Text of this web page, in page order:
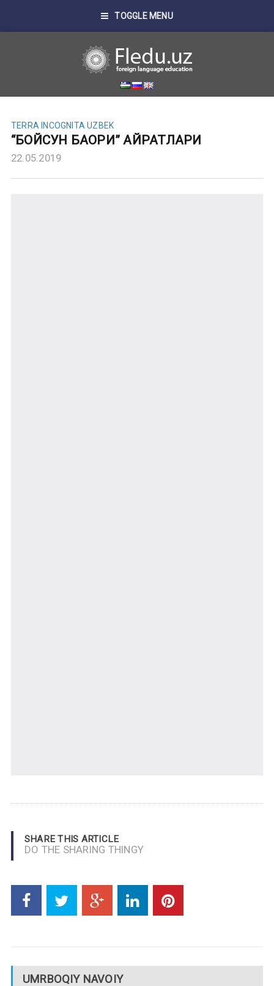
TOGGLE MENU
TERRA INCOGNITA UZBEK
“БОЙСУН БАҲОРИ” ҲАЙРАТЛАРИ
22.05.2019
SHARE THIS ARTICLE
DO THE SHARING THINGY
UMRBOQIY NAVOIY